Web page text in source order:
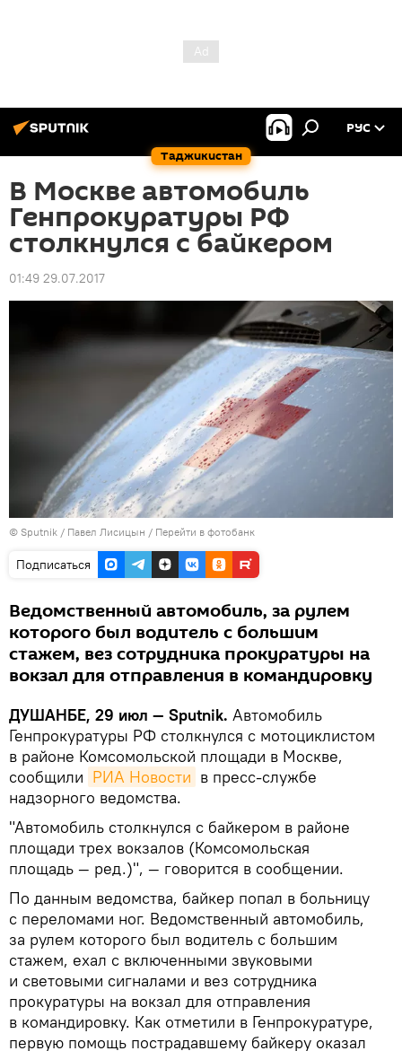
Таджикистан
РУС
В Москве автомобиль
Генпрокуратуры РФ
столкнулся с байкером
01:49 29.07.2017
© Sputnik / Павел Лисицын / Перейти в фотобанк
Подписаться
Ведомственный автомобиль, за рулем
которого был водитель с большим
стажем, вез сотрудника прокуратуры на
вокзал для отправления в командировку
ДУШАНБЕ, 29 июл — Sputnik. Автомобиль
Генпрокуратуры РФ столкнулся с мотоциклистом
в районе Комсомольской площади в Москве,
сообщили РИА Новости в пресс-службе
надзорного ведомства.
"Автомобиль столкнулся с байкером в районе
площади трех вокзалов (Комсомольская
площадь — ред.)", — говорится в сообщении.
По данным ведомства, байкер попал в больницу
с переломами ног. Ведомственный автомобиль,
за рулем которого был водитель с большим
стажем, ехал с включенными звуковыми
и световыми сигналами и вез сотрудника
прокуратуры на вокзал для отправления
в командировку. Как отметили в Генпрокуратуре,
первую помощь пострадавшему байкеру оказал